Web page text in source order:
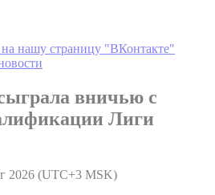
нашу страницу "ВКонтакте"
вничью с
Лиги
2026 (UTC+3 MSK)